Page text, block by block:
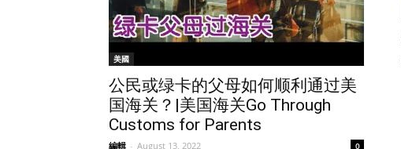
美國
公民或绿卡的父母如何顺利通过美
国海关？|美国海关Go Through
Customs for Parents
編輯 - August 13, 2022 0